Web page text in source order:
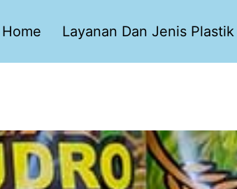
Home Layanan Dan Jenis Plastik